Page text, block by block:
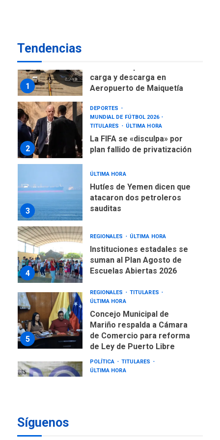
Tendencias
1
carga y descarga en
Aeropuerto de Maiquetía
2
DEPORTES
MUNDIAL DE FÚTBOL 2026
TITULARES
ÚLTIMA HORA
La FIFA se «disculpa» por
plan fallido de privatización
3
ÚLTIMA HORA
Hutíes de Yemen dicen que
atacaron dos petroleros
sauditas
4
REGIONALES ÚLTIMA HORA
Instituciones estadales se
suman al Plan Agosto de
Escuelas Abiertas 2026
5
REGIONALES
TITULARES
ÚLTIMA HORA
Concejo Municipal de
Mariño respalda a Cámara
de Comercio para reforma
de Ley de Puerto Libre
POLÍTICA
TITULARES
ÚLTIMA HORA
Síguenos